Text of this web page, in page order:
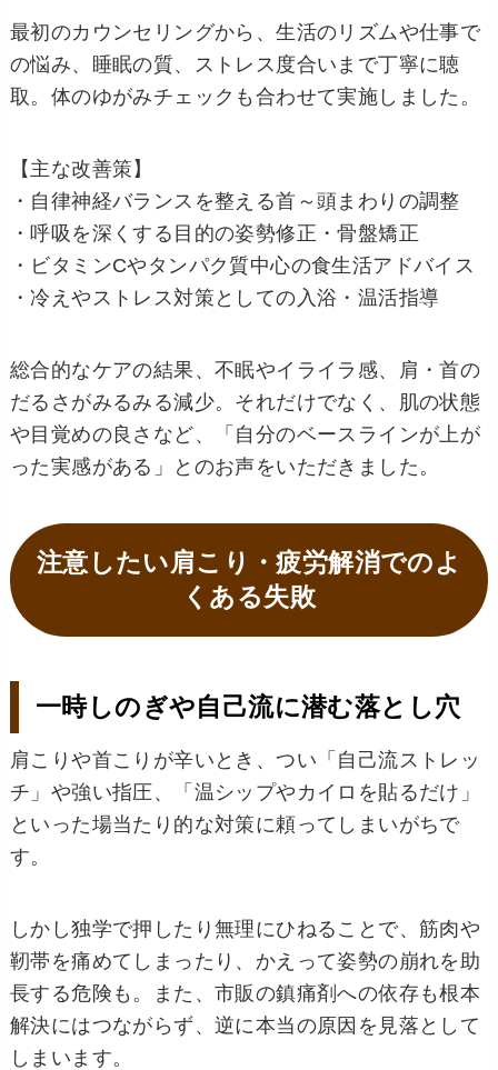
最初のカウンセリングから、生活のリズムや仕事で
の悩み、睡眠の質、ストレス度合いまで丁寧に聴
取。体のゆがみチェックも合わせて実施しました。
【主な改善策】
・自律神経バランスを整える首～頭まわりの調整
・呼吸を深くする目的の姿勢修正・骨盤矯正
・ビタミンCやタンパク質中心の食生活アドバイス
・冷えやストレス対策としての入浴・温活指導
総合的なケアの結果、不眠やイライラ感、肩・首の
だるさがみるみる減少。それだけでなく、肌の状態
や目覚めの良さなど、「自分のベースラインが上が
った実感がある」とのお声をいただきました。
注意したい肩こり・疲労解消でのよ
くある失敗
一時しのぎや自己流に潜む落とし穴
肩こりや首こりが辛いとき、つい「自己流ストレッ
チ」や強い指圧、「温シップやカイロを貼るだけ」
といった場当たり的な対策に頼ってしまいがちで
す。
しかし独学で押したり無理にひねることで、筋肉や
靭帯を痛めてしまったり、かえって姿勢の崩れを助
長する危険も。また、市販の鎮痛剤への依存も根本
解決にはつながらず、逆に本当の原因を見落として
しまいます。